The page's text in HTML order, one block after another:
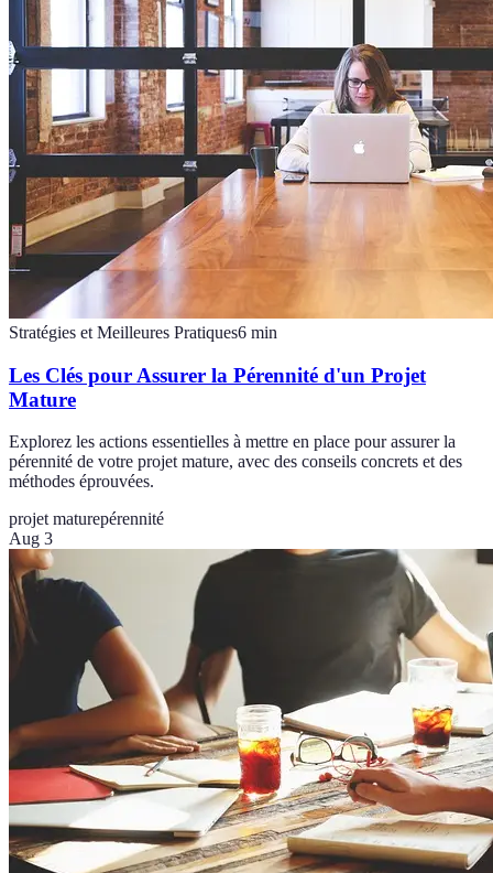
Stratégies et Meilleures Pratiques6 min
Les Clés pour Assurer la Pérennité d'un Projet
Mature
Explorez les actions essentielles à mettre en place pour assurer la
pérennité de votre projet mature, avec des conseils concrets et des
méthodes éprouvées.
projet maturepérennité
Aug 3